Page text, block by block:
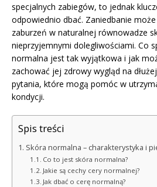
specjalnych zabiegów, to jednak
odpowiednio dbać. Zaniedbanie
zaburzeń w naturalnej równowadze
nieprzyjemnymi dolegliwościami. Co
normalna jest tak wyjątkowa i jak
zachować jej zdrowy wygląd na
pytania, które mogą pomóc w
kondycji.
Spis treści
Skóra normalna – charakterystyka i
Co to jest skóra normalna?
Jakie są cechy cery normalnej?
Jak dbać o cerę normalną?